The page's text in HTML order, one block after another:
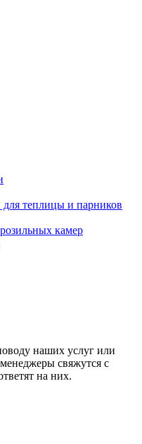
теплицы и парников
камер
наших услуг или
свяжутся с
на них.